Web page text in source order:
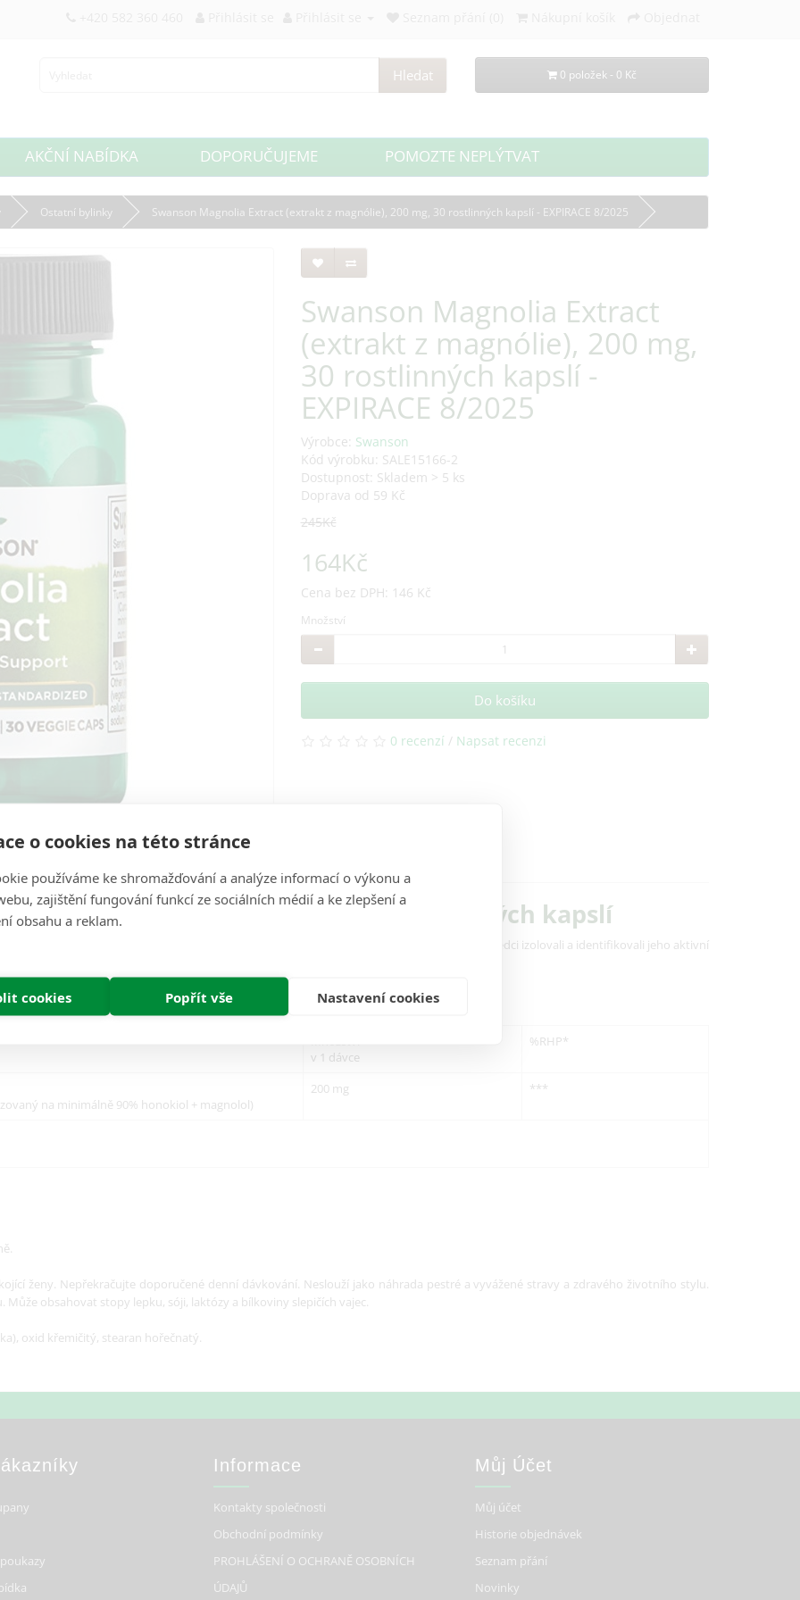
o cookies na této stránce
používáme ke shromažďování a analýze informací o výkonu a
zajištění fungování funkcí ze sociálních médií a ke zlepšení a
obsahu a reklam.
cookies Popřít vše Nastavení cookies
+420 582 360 460 Přihlásit se Přihlásit se Seznam přání (0) Objednat
Hledat 0 položek - 0 Kč
AKČNÍ NABÍDKA DOPORUČUJEME POMOZTE NEPLÝTVAT
Ostatní bylinky Swanson Magnolia Extract (extrakt z magnólie), 200 mg, 30 rostlinných kapslí - EXPIRACE 8/2025
Swanson Magnolia Extract
(extrakt z magnólie), 200 mg,
30 rostlinných kapslí -
EXPIRACE 8/2025
Výrobce: Swanson
Kód výrobku: SALE15166-2
Dostupnost: Skladem > 5 ks
Doprava od 59 Kč
245Kč
164Kč
Cena bez DPH: 146 Kč
Množství
Do košíku
0 recenzí / Napsat recenzi
(extrakt z magnólie), 200 mg, 30 rostlinných kapslí
péči po tisíce let. Vědecký výzkum jeho vlastností začal v 19. století, ale teprve nedávno vědci izolovali a identifikovali jeho aktivní
Množství
v 1 dávce
%RHP*
na minimálně 90% honokiol + magnolol)
200 mg ***
ženy. Nepřekračujte doporučené denní dávkování. Neslouží jako náhrada pestré a vyvážené stravy a zdravého životního stylu.
obsahovat stopy lepku, sóji, laktózy a bílkoviny slepičích vajec.
oxid křemičitý, stearan hořečnatý.
Informace
Kontakty společnosti
Obchodní podmínky
PROHLÁŠENÍ O OCHRANĚ OSOBNÍCH
ÚDAJŮ
Můj Účet
Můj účet
Historie objednávek
Seznam přání
Novinky